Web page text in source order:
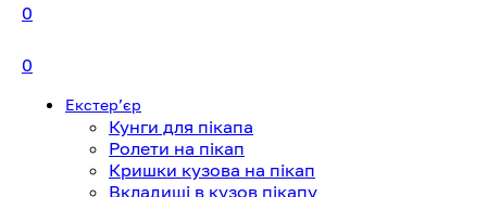
0
0
Екстерʼєр
Кунги для пікапа
Ролети на пікап
Кришки кузова на пікап
Вкладиші в кузов пікапу